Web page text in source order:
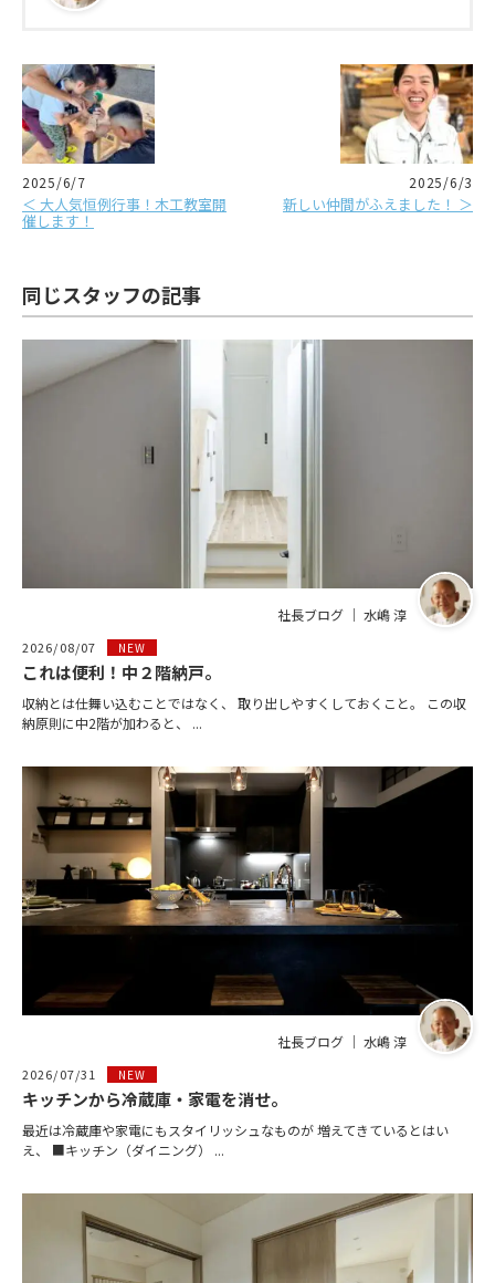
2025/6/7
＜ 大人気恒例行事！木工教室開
催します！
2025/6/3
新しい仲間がふえました！ ＞
同じスタッフの記事
社長ブログ ｜ 水嶋 淳
2026/08/07 NEW
これは便利！中２階納戸。
収納とは仕舞い込むことではなく、 取り出しやすくしておくこと。 この収
納原則に中2階が加わると、 ...
社長ブログ ｜ 水嶋 淳
2026/07/31 NEW
キッチンから冷蔵庫・家電を消せ。
最近は冷蔵庫や家電にもスタイリッシュなものが 増えてきているとはい
え、 ■キッチン（ダイニング） ...